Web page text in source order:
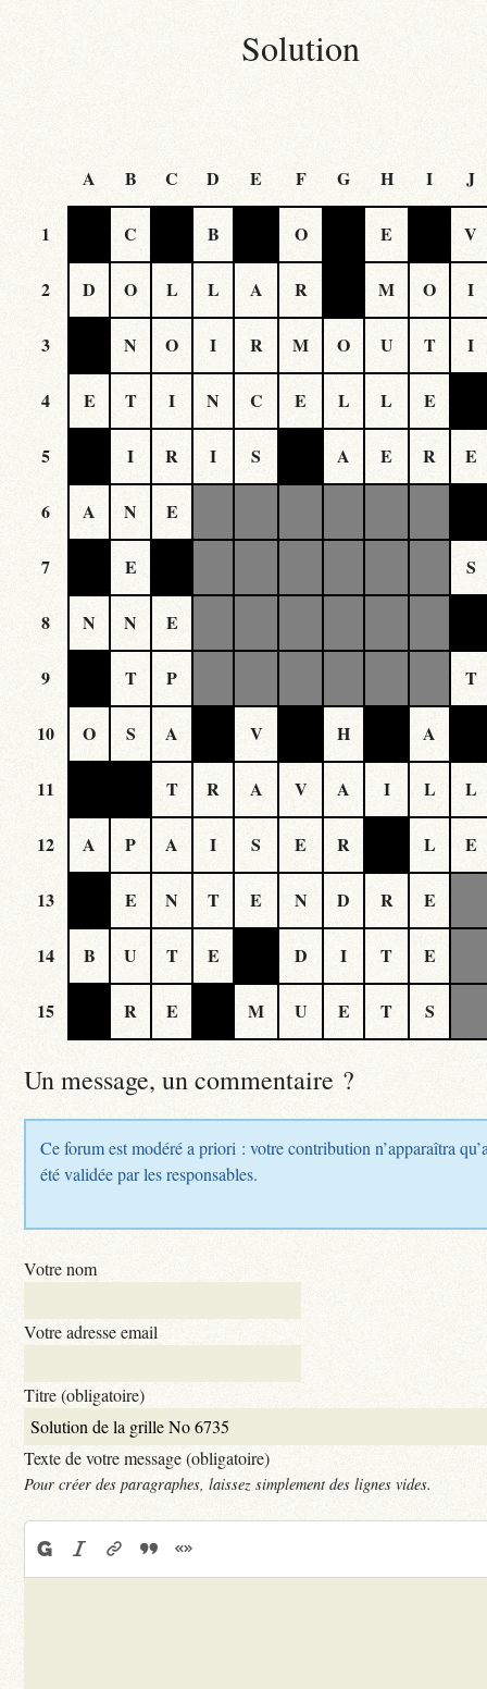
Solution
A B C D E F G H I J
1 C B O E V
2 D O L L A R M O I
3 N O I R M O U T I
4 E T I N C E L L E
5 I R I S A E R E
6 A N E
7 E S
8 N N E
9 T P T
10 O S A V H A
11 T R A V A I L L
12 A P A I S E R L E
13 E N T E N D R E
14 B U T E D I T E
15 R E M U E T S
Un message, un commentaire ?
Ce forum est modéré a priori : votre contribution n’apparaîtra
été validée par les responsables.
Votre nom
Votre adresse email
Titre (obligatoire)
Texte de votre message (obligatoire)
Pour créer des paragraphes, laissez simplement des lignes vides.